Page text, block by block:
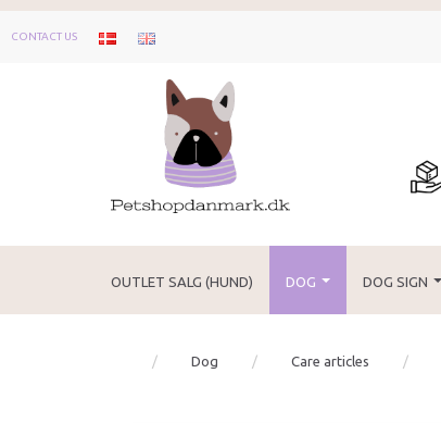
CONTACT US
OUTLET SALG (HUND) DOG DOG SIGN
Dog Care articles